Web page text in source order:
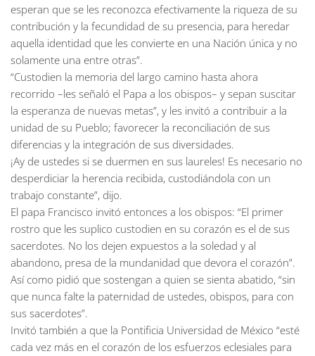
esperan que se les reconozca efectivamente la riqueza de su
contribución y la fecundidad de su presencia, para heredar
aquella identidad que les convierte en una Nación única y no
solamente una entre otras”.
“Custodien la memoria del largo camino hasta ahora
recorrido –les señaló el Papa a los obispos– y sepan suscitar
la esperanza de nuevas metas”, y les invitó a contribuir a la
unidad de su Pueblo; favorecer la reconciliación de sus
diferencias y la integración de sus diversidades.
¡Ay de ustedes si se duermen en sus laureles! Es necesario no
desperdiciar la herencia recibida, custodiándola con un
trabajo constante”, dijo.
El papa Francisco invitó entonces a los obispos: “El primer
rostro que les suplico custodien en su corazón es el de sus
sacerdotes. No los dejen expuestos a la soledad y al
abandono, presa de la mundanidad que devora el corazón”.
Así como pidió que sostengan a quien se sienta abatido, “sin
que nunca falte la paternidad de ustedes, obispos, para con
sus sacerdotes”.
Invitó también a que la Pontificia Universidad de México “esté
cada vez más en el corazón de los esfuerzos eclesiales para